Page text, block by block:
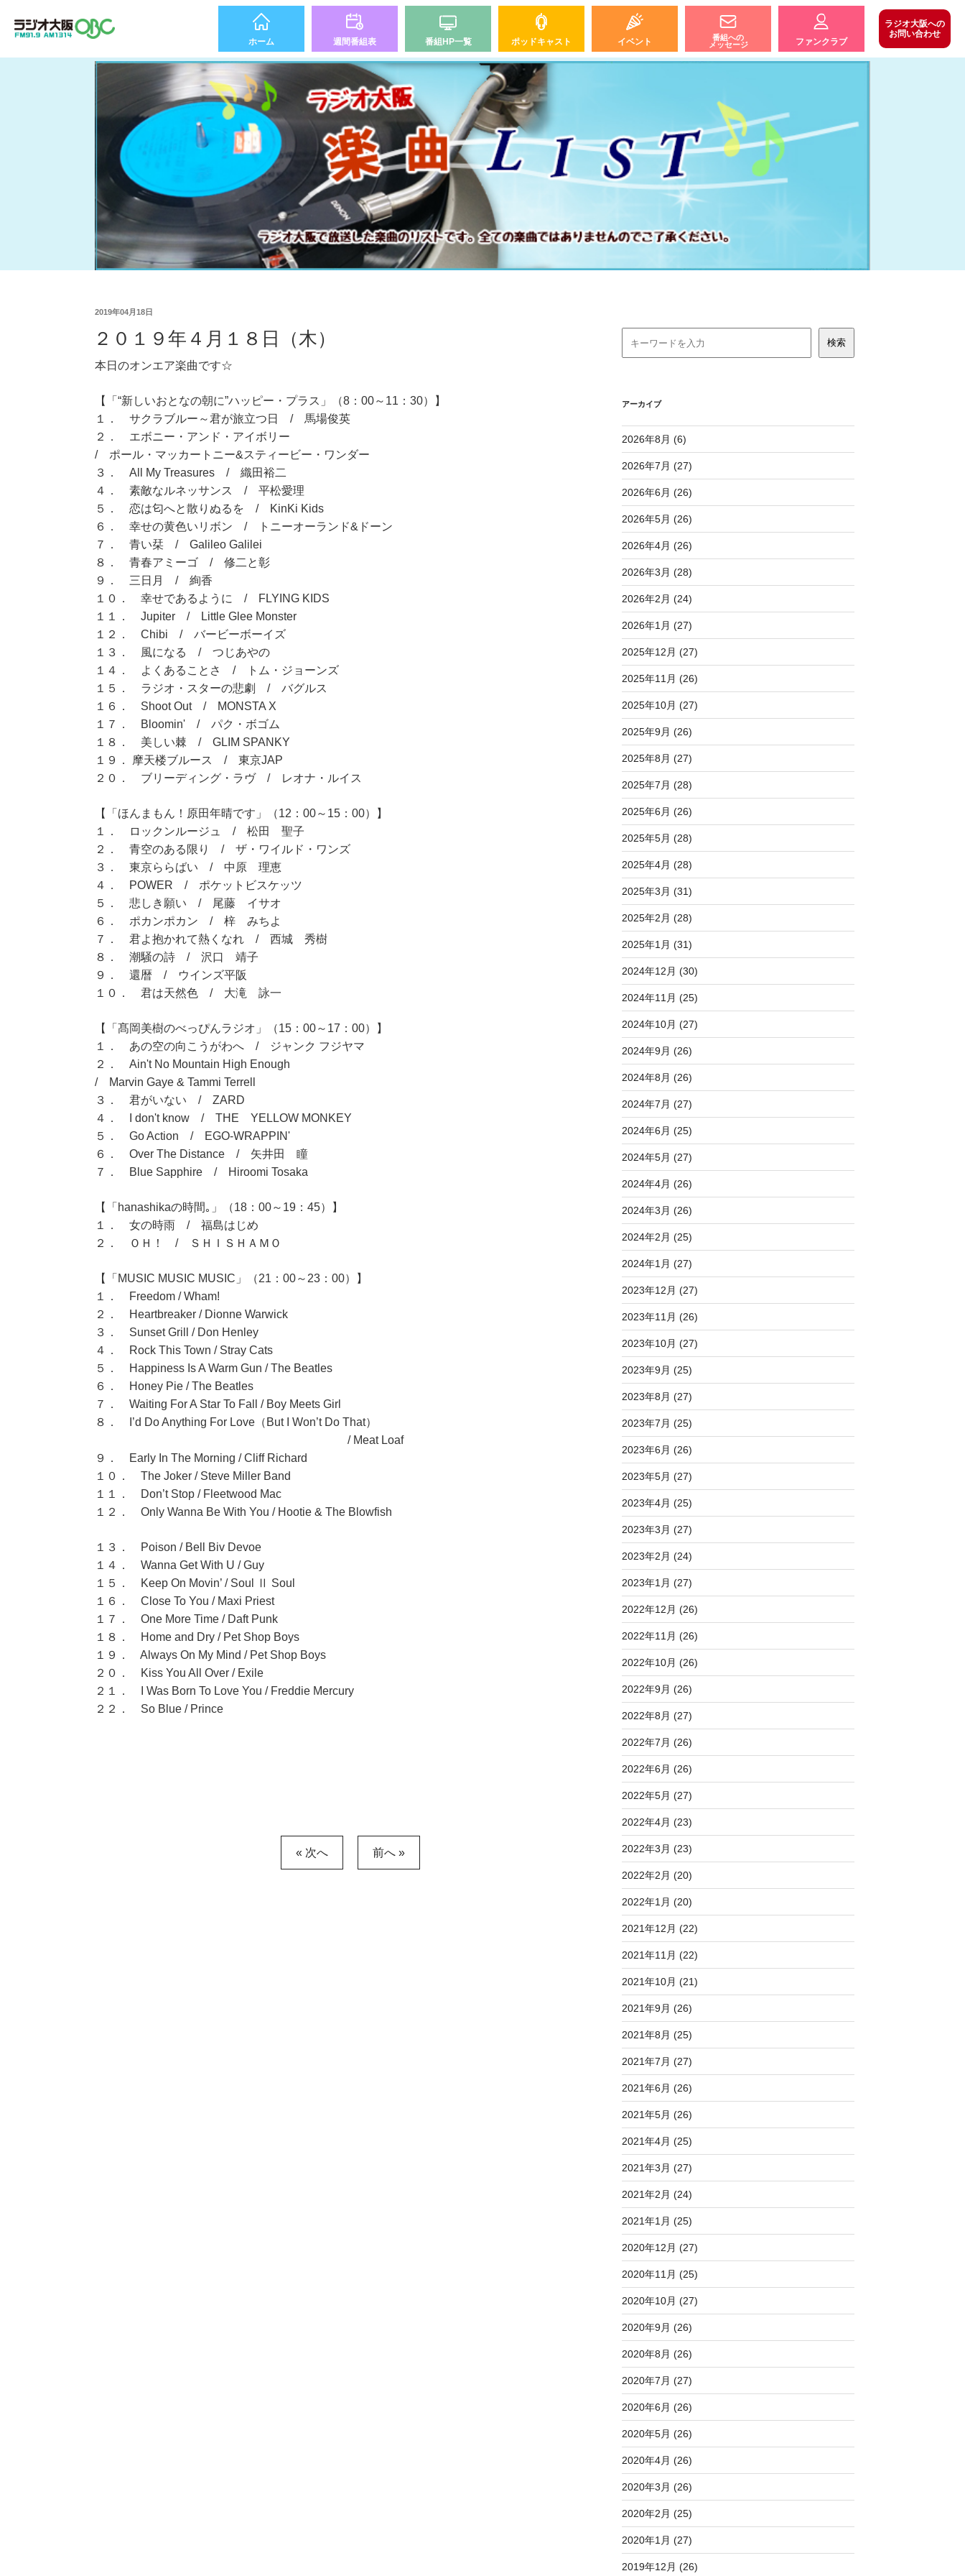
ホーム 週間番組表 番組HP一覧 ポッドキャスト イベント
番組への
メッセージ
ファンクラブ
ラジオ大阪への
お問い合わせ
2019年04月18日
２０１９年４月１８日（木）
本日のオンエア楽曲です☆
【「“新しいおとなの朝に”ハッピー・プラス」（8：00～11：30）】
１． サクラブルー～君が旅立つ日 / 馬場俊英
２． エボニー・アンド・アイボリー
/ ポール・マッカートニー&スティービー・ワンダー
３． All My Treasures / 織田裕二
４． 素敵なルネッサンス / 平松愛理
５． 恋は匂へと散りぬるを / KinKi Kids
６． 幸せの黄色いリボン / トニーオーランド&ドーン
７． 青い栞 / Galileo Galilei
８． 青春アミーゴ / 修二と彰
９． 三日月 / 絢香
１０． 幸せであるように / FLYING KIDS
１１． Jupiter / Little Glee Monster
１２． Chibi / バービーボーイズ
１３． 風になる / つじあやの
１４． よくあることさ / トム・ジョーンズ
１５． ラジオ・スターの悲劇 / バグルス
１６． Shoot Out / MONSTA X
１７． Bloomin' / パク・ボゴム
１８． 美しい棘 / GLIM SPANKY
１９． 摩天楼ブルース / 東京JAP
２０． ブリーディング・ラヴ / レオナ・ルイス
【「ほんまもん！原田年晴です」（12：00～15：00）】
１． ロックンルージュ / 松田 聖子
２． 青空のある限り / ザ・ワイルド・ワンズ
３． 東京ららばい / 中原 理恵
４． POWER / ポケットビスケッツ
５． 悲しき願い / 尾藤 イサオ
６． ポカンポカン / 梓 みちよ
７． 君よ抱かれて熱くなれ / 西城 秀樹
８． 潮騒の詩 / 沢口 靖子
９． 還暦 / ウインズ平阪
１０． 君は天然色 / 大滝 詠一
【「髙岡美樹のべっぴんラジオ」（15：00～17：00）】
１． あの空の向こうがわへ / ジャンク フジヤマ
２． Ain't No Mountain High Enough
/ Marvin Gaye & Tammi Terrell
３． 君がいない / ZARD
４． I don't know / THE YELLOW MONKEY
５． Go Action / EGO-WRAPPIN'
６． Over The Distance / 矢井田 瞳
７． Blue Sapphire / Hiroomi Tosaka
【「hanashikaの時間｡」（18：00～19：45）】
１． 女の時雨 / 福島はじめ
２． ＯＨ！ / ＳＨＩＳＨＡＭＯ
【「MUSIC MUSIC MUSIC」（21：00～23：00）】
１． Freedom / Wham!
２． Heartbreaker / Dionne Warwick
３． Sunset Grill / Don Henley
４． Rock This Town / Stray Cats
５． Happiness Is A Warm Gun / The Beatles
６． Honey Pie / The Beatles
７． Waiting For A Star To Fall / Boy Meets Girl
８． I’d Do Anything For Love（But I Won’t Do That）
/ Meat Loaf
９． Early In The Morning / Cliff Richard
１０． The Joker / Steve Miller Band
１１． Don’t Stop / Fleetwood Mac
１２． Only Wanna Be With You / Hootie & The Blowfish
１３． Poison / Bell Biv Devoe
１４． Wanna Get With U / Guy
１５． Keep On Movin’ / Soul Ⅱ Soul
１６． Close To You / Maxi Priest
１７． One More Time / Daft Punk
１８． Home and Dry / Pet Shop Boys
１９． Always On My Mind / Pet Shop Boys
２０． Kiss You All Over / Exile
２１． I Was Born To Love You / Freddie Mercury
２２． So Blue / Prince
« 次へ 前へ »
アーカイブ
2026年8月 (6)
2026年7月 (27)
2026年6月 (26)
2026年5月 (26)
2026年4月 (26)
2026年3月 (28)
2026年2月 (24)
2026年1月 (27)
2025年12月 (27)
2025年11月 (26)
2025年10月 (27)
2025年9月 (26)
2025年8月 (27)
2025年7月 (28)
2025年6月 (26)
2025年5月 (28)
2025年4月 (28)
2025年3月 (31)
2025年2月 (28)
2025年1月 (31)
2024年12月 (30)
2024年11月 (25)
2024年10月 (27)
2024年9月 (26)
2024年8月 (26)
2024年7月 (27)
2024年6月 (25)
2024年5月 (27)
2024年4月 (26)
2024年3月 (26)
2024年2月 (25)
2024年1月 (27)
2023年12月 (27)
2023年11月 (26)
2023年10月 (27)
2023年9月 (25)
2023年8月 (27)
2023年7月 (25)
2023年6月 (26)
2023年5月 (27)
2023年4月 (25)
2023年3月 (27)
2023年2月 (24)
2023年1月 (27)
2022年12月 (26)
2022年11月 (26)
2022年10月 (26)
2022年9月 (26)
2022年8月 (27)
2022年7月 (26)
2022年6月 (26)
2022年5月 (27)
2022年4月 (23)
2022年3月 (23)
2022年2月 (20)
2022年1月 (20)
2021年12月 (22)
2021年11月 (22)
2021年10月 (21)
2021年9月 (26)
2021年8月 (25)
2021年7月 (27)
2021年6月 (26)
2021年5月 (26)
2021年4月 (25)
2021年3月 (27)
2021年2月 (24)
2021年1月 (25)
2020年12月 (27)
2020年11月 (25)
2020年10月 (27)
2020年9月 (26)
2020年8月 (26)
2020年7月 (27)
2020年6月 (26)
2020年5月 (26)
2020年4月 (26)
2020年3月 (26)
2020年2月 (25)
2020年1月 (27)
2019年12月 (26)